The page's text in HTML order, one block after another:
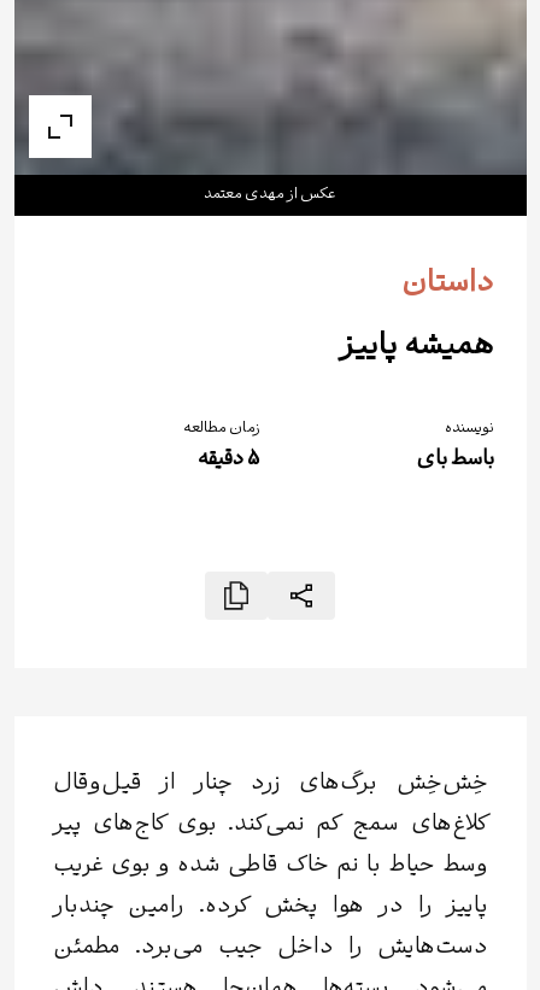
عکس از مهدى معتمد
داستان
همیشه پاییز
نویسنده
باسط بای
زمان مطالعه
5دقیقه
خِش‌خِش برگ‌های زرد چنار از قیل‌وقال
کلاغ‌های سمج کم نمی‌کند. بوی کاج‌های پیر
وسط حیاط با نم خاک قاطی شده و بوی غریب
پاییز را در هوا پخش کرده. رامین چندبار
دست‌هایش را داخل جیب می‌برد. مطمئن